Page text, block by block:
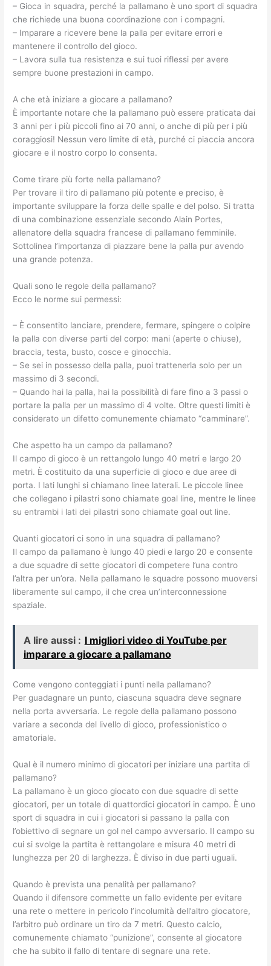
– Gioca in squadra, perché la pallamano è uno sport di squadra
che richiede una buona coordinazione con i compagni.
– Imparare a ricevere bene la palla per evitare errori e
mantenere il controllo del gioco.
– Lavora sulla tua resistenza e sui tuoi riflessi per avere
sempre buone prestazioni in campo.
A che età iniziare a giocare a pallamano?
È importante notare che la pallamano può essere praticata dai
3 anni per i più piccoli fino ai 70 anni, o anche di più per i più
coraggiosi! Nessun vero limite di età, purché ci piaccia ancora
giocare e il nostro corpo lo consenta.
Come tirare più forte nella pallamano?
Per trovare il tiro di pallamano più potente e preciso, è
importante sviluppare la forza delle spalle e del polso. Si tratta
di una combinazione essenziale secondo Alain Portes,
allenatore della squadra francese di pallamano femminile.
Sottolinea l’importanza di piazzare bene la palla pur avendo
una grande potenza.
Quali sono le regole della pallamano?
Ecco le norme sui permessi:
– È consentito lanciare, prendere, fermare, spingere o colpire
la palla con diverse parti del corpo: mani (aperte o chiuse),
braccia, testa, busto, cosce e ginocchia.
– Se sei in possesso della palla, puoi trattenerla solo per un
massimo di 3 secondi.
– Quando hai la palla, hai la possibilità di fare fino a 3 passi o
portare la palla per un massimo di 4 volte. Oltre questi limiti è
considerato un difetto comunemente chiamato “camminare”.
Che aspetto ha un campo da pallamano?
Il campo di gioco è un rettangolo lungo 40 metri e largo 20
metri. È costituito da una superficie di gioco e due aree di
porta. I lati lunghi si chiamano linee laterali. Le piccole linee
che collegano i pilastri sono chiamate goal line, mentre le linee
su entrambi i lati dei pilastri sono chiamate goal out line.
Quanti giocatori ci sono in una squadra di pallamano?
Il campo da pallamano è lungo 40 piedi e largo 20 e consente
a due squadre di sette giocatori di competere l’una contro
l’altra per un’ora. Nella pallamano le squadre possono muoversi
liberamente sul campo, il che crea un’interconnessione
spaziale.
A lire aussi : I migliori video di YouTube per
imparare a giocare a pallamano
Come vengono conteggiati i punti nella pallamano?
Per guadagnare un punto, ciascuna squadra deve segnare
nella porta avversaria. Le regole della pallamano possono
variare a seconda del livello di gioco, professionistico o
amatoriale.
Qual è il numero minimo di giocatori per iniziare una partita di
pallamano?
La pallamano è un gioco giocato con due squadre di sette
giocatori, per un totale di quattordici giocatori in campo. È uno
sport di squadra in cui i giocatori si passano la palla con
l’obiettivo di segnare un gol nel campo avversario. Il campo su
cui si svolge la partita è rettangolare e misura 40 metri di
lunghezza per 20 di larghezza. È diviso in due parti uguali.
Quando è prevista una penalità per pallamano?
Quando il difensore commette un fallo evidente per evitare
una rete o mettere in pericolo l’incolumità dell’altro giocatore,
l’arbitro può ordinare un tiro da 7 metri. Questo calcio,
comunemente chiamato “punizione”, consente al giocatore
che ha subito il fallo di tentare di segnare una rete.